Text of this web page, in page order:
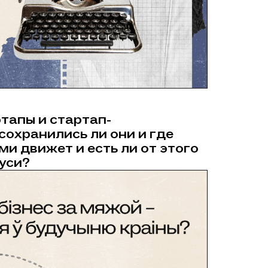
и стартап-
ли они и где
движет и есть ли от этого